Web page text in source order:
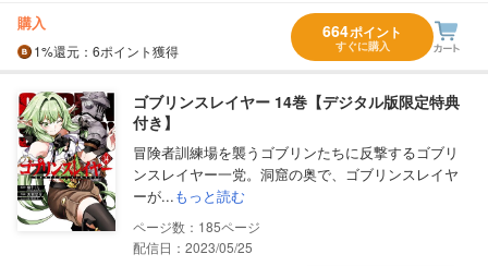
購入
1%還元 ：6ポイント獲得
664ポイント
すぐに購入
ゴブリンスレイヤー 14巻【デジタル版限定特典
付き】
冒険者訓練場を襲うゴブリンたちに反撃するゴブリ
ンスレイヤー一党。洞窟の奥で、ゴブリンスレイヤ
ーが...もっと読む
185
配信日：2023/05/25